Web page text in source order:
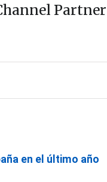
Partner
en el último año